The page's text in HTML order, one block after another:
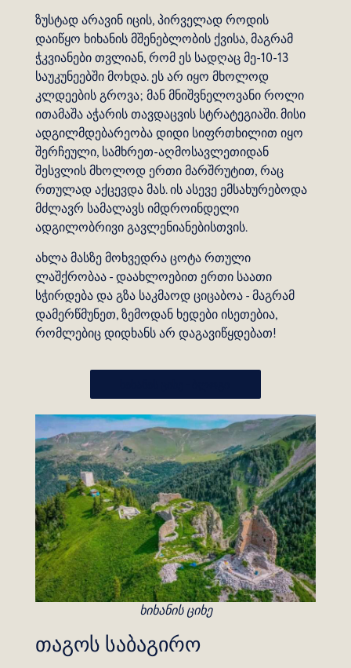
ზუსტად არავინ იცის, პირველად როდის
დაიწყო ხიხანის მშენებლობის ქვისა, მაგრამ
ჭკვიანები თვლიან, რომ ეს სადღაც მე-10-13
საუკუნეებში მოხდა. ეს არ იყო მხოლოდ
კლდეების გროვა; მან მნიშვნელოვანი როლი
ითამაშა აჭარის თავდაცვის სტრატეგიაში. მისი
ადგილმდებარეობა დიდი სიფრთხილით იყო
შერჩეული, სამხრეთ-აღმოსავლეთიდან
შესვლის მხოლოდ ერთი მარშრუტით, რაც
რთულად აქცევდა მას. ის ასევე ემსახურებოდა
მძლავრ სამალავს იმდროინდელი
ადგილობრივი გავლენიანებისთვის.
ახლა მასზე მოხვედრა ცოტა რთული
ლაშქრობაა - დაახლოებით ერთი საათი
სჭირდება და გზა საკმაოდ ციცაბოა - მაგრამ
დამერწმუნეთ, ზემოდან ხედები ისეთებია,
რომლებიც დიდხანს არ დაგავიწყდებათ!
ხიხანის ციხე
თაგოს საბაგირო